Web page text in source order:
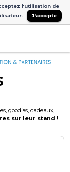
goodies, cadeaux, …
sur leur stand !
l'utilisation de
J'accepte